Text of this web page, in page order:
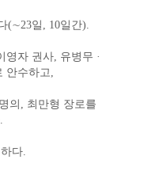
(∼23일, 10일간).
영자 권사, 유병무 ·
안수하고,
의, 최만형 장로를
다.